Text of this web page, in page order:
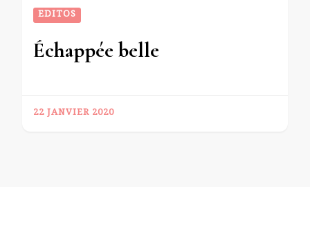
EDITOS
Échappée belle
22 JANVIER 2020